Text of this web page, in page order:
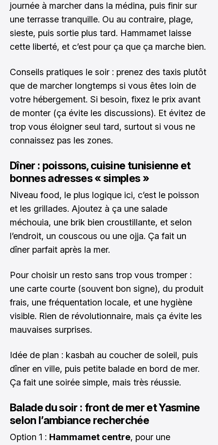
journée à marcher dans la médina, puis finir sur
une terrasse tranquille. Ou au contraire, plage,
sieste, puis sortie plus tard. Hammamet laisse
cette liberté, et c’est pour ça que ça marche bien.
Conseils pratiques le soir : prenez des taxis plutôt
que de marcher longtemps si vous êtes loin de
votre hébergement. Si besoin, fixez le prix avant
de monter (ça évite les discussions). Et évitez de
trop vous éloigner seul tard, surtout si vous ne
connaissez pas les zones.
Dîner : poissons, cuisine tunisienne et
bonnes adresses « simples »
Niveau food, le plus logique ici, c’est le poisson
et les grillades. Ajoutez à ça une salade
méchouia, une brik bien croustillante, et selon
l’endroit, un couscous ou une ojja. Ça fait un
dîner parfait après la mer.
Pour choisir un resto sans trop vous tromper :
une carte courte (souvent bon signe), du produit
frais, une fréquentation locale, et une hygiène
visible. Rien de révolutionnaire, mais ça évite les
mauvaises surprises.
Idée de plan : kasbah au coucher de soleil, puis
dîner en ville, puis petite balade en bord de mer.
Ça fait une soirée simple, mais très réussie.
Balade du soir : front de mer et Yasmine
selon l’ambiance recherchée
Option 1 : Hammamet centre, pour une